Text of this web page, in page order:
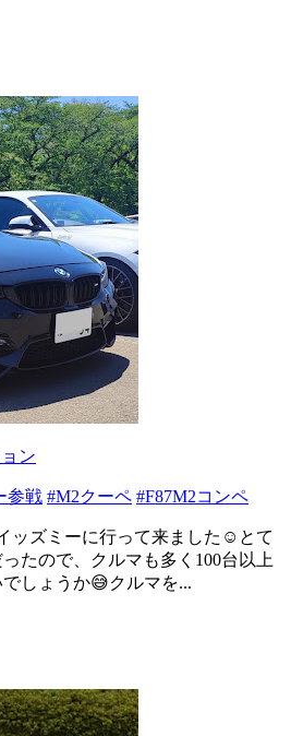
ン
参戦 #M2クーペ #F87M2コンペ
ッズミーに行って来ました☺️とて
たので、クルマも多く100台以上
しょうか😅クルマを...